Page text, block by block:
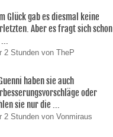
Glück gab es diesmal keine
Aber es fragt sich schon
2 Stunden von TheP
haben sie auch
oder
sie nur die ...
2 Stunden von Vonmiraus